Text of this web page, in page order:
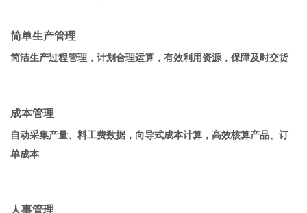
简单生产管理
简洁生产过程管理，计划合理运算，有效利用资源，保障及时交货
成本管理
自动采集产量、料工费数据，向导式成本计算，高效核算产品、订
单成本
人事管理